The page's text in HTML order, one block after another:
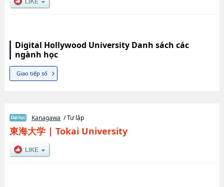
Digital Hollywood University Danh sách các
ngành học
Giao tiếp số
Kanagawa / Tư lập
東海大学| Tokai University